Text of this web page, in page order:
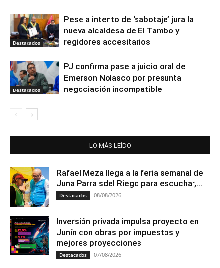
Destacados
Pese a intento de ‘sabotaje’ jura la
nueva alcaldesa de El Tambo y
regidores accesitarios
Destacados
PJ confirma pase a juicio oral de
Emerson Nolasco por presunta
negociación incompatible
LO MÁS LEÍDO
Rafael Meza llega a la feria semanal de
Juna Parra sdel Riego para escuchar,...
Destacados 08/08/2026
Inversión privada impulsa proyecto en
Junín con obras por impuestos y
mejores proyecciones
Destacados 07/08/2026